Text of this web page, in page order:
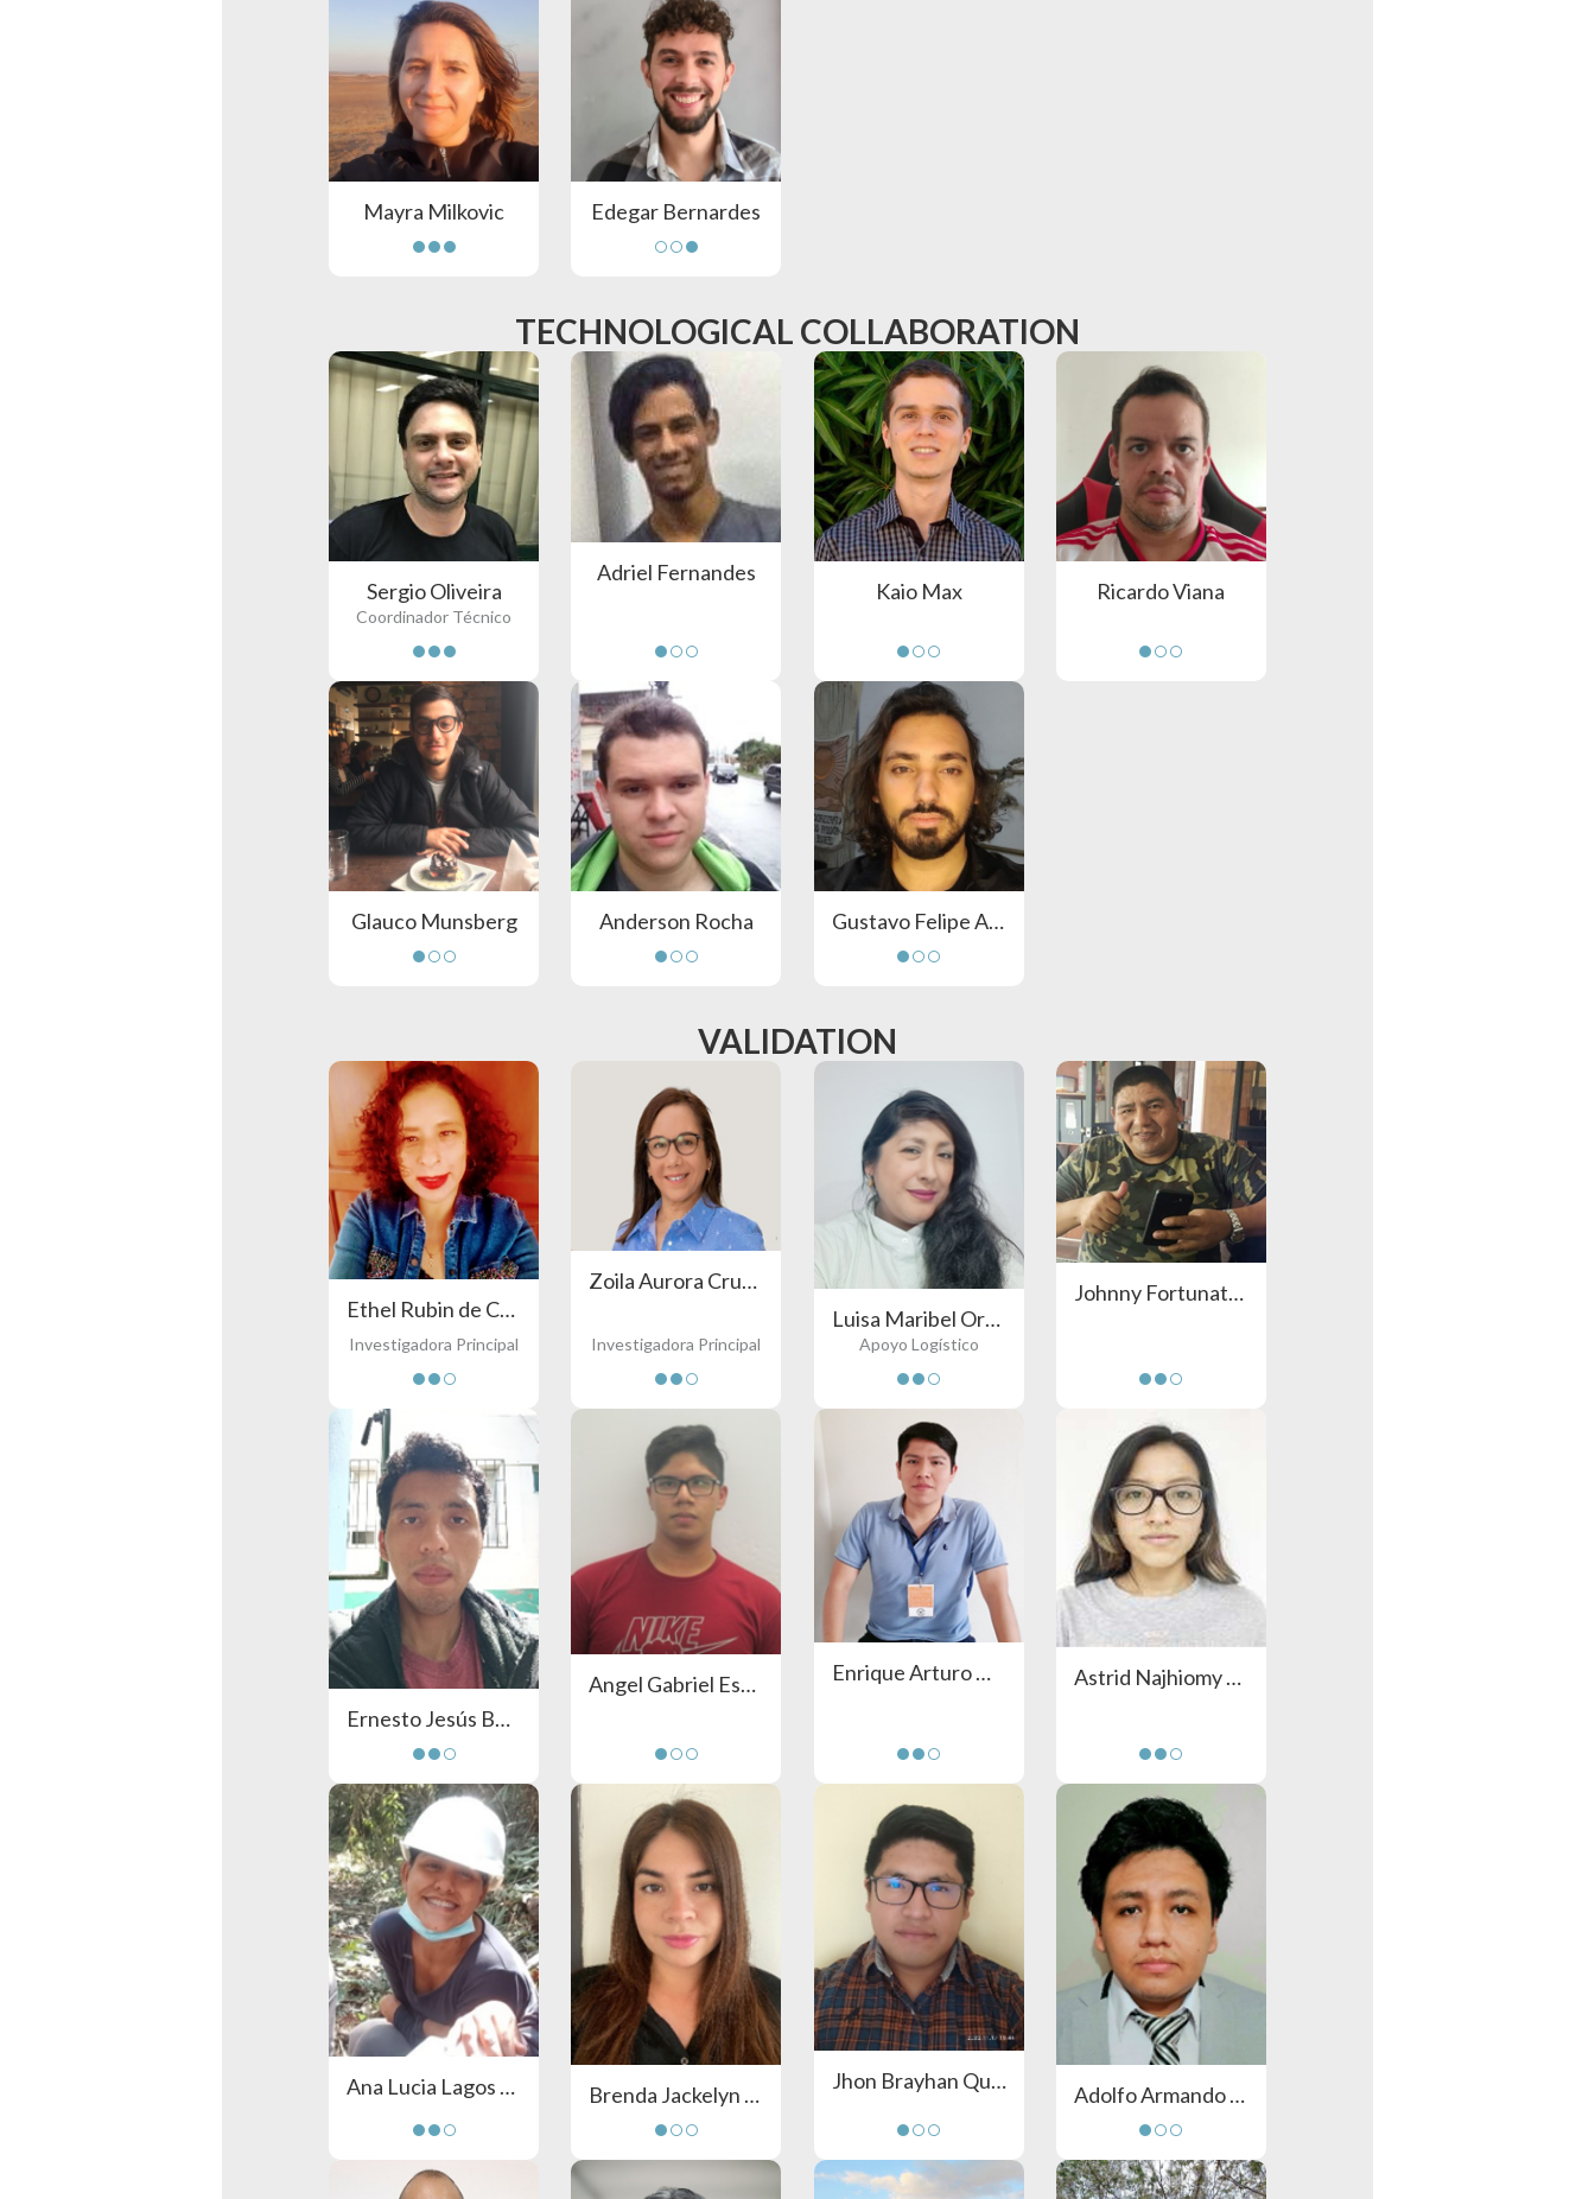
Mayra Milkovic Edegar Bernardes
TECHNOLOGICAL COLLABORATION
Sergio Oliveira
Coordinador Técnico
Adriel Fernandes
Kaio Max Ricardo Viana
Glauco Munsberg Anderson Rocha Gustavo Felipe Alencar
VALIDATION
Ethel Rubin de Celis Llanos
Investigadora Principal
Zoila Aurora Cruz Burga
Investigadora Principal
Luisa Maribel Orellano Avendaño
Apoyo Logístico
Johnny Fortunato Huamani Unoc
Ernesto Jesús Berrocal Hoces
Angel Gabriel Escobar Alama Enrique Arturo Huamani Cordova Astrid Najhiomy Mercado Flores
Ana Lucia Lagos Villacorta Brenda Jackelyn Pajuelo Aiquipa
Jhon Brayhan Quispe Barreto
Adolfo Armando Quispe Ortiz